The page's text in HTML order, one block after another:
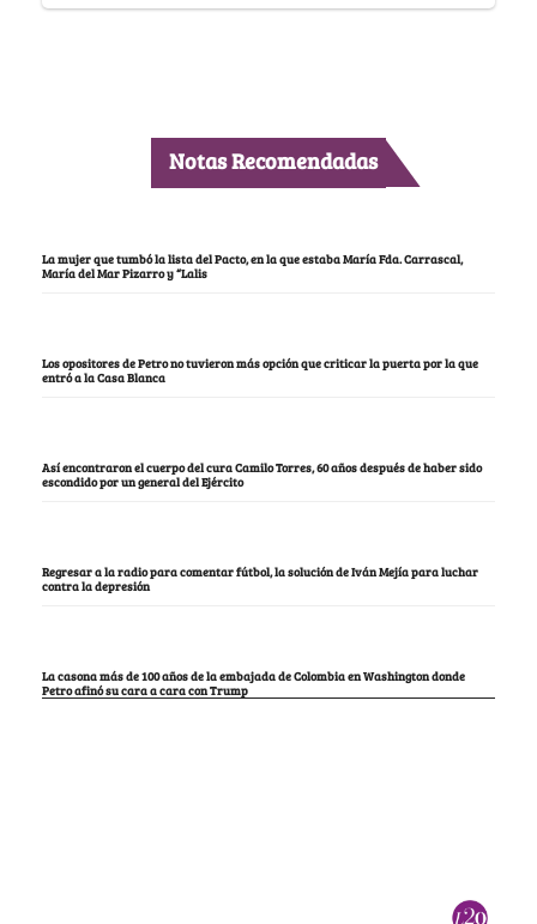
Notas Recomendadas
La mujer que tumbó la lista del Pacto, en la que estaba María Fda. Carrascal,
María del Mar Pizarro y “Lalis
Los opositores de Petro no tuvieron más opción que criticar la puerta por la que
entró a la Casa Blanca
Así encontraron el cuerpo del cura Camilo Torres, 60 años después de haber sido
escondido por un general del Ejército
Regresar a la radio para comentar fútbol, la solución de Iván Mejía para luchar
contra la depresión
La casona más de 100 años de la embajada de Colombia en Washington donde
Petro afinó su cara a cara con Trump